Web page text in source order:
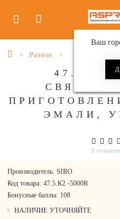
Ваш
Разное
47.5.К2
ЭМАЛИ,
0 отзывов
Производитель: SIRO
Код товара: 47.5.К2 -5000R
Бонусные баллы: 108
НАЛИЧИЕ УТОЧНЯЙТЕ